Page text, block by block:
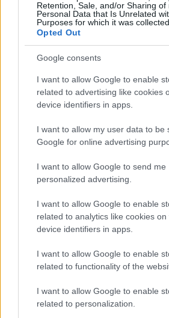
Retention, Sale, and/or Sharing of
Personal Data that Is Unrelated
Purposes for which it was collected.
Opted Out
Google consents
I want to allow Google to enable
related to advertising like cookies
device identifiers in apps.
I want to allow my user data to be
Google for online advertising
I want to allow Google to send me
personalized advertising.
I want to allow Google to enable
related to analytics like cookies on
device identifiers in apps.
I want to allow Google to enable
related to functionality of the
I want to allow Google to enable
related to personalization.
Társaságát, hogy aztán rövid
az így már 12 megyei napilapot
portfóliót Mészáros Lőrincnek.
napilapot kiadó…
Biztos, hogy bele kell
médiát támadó
JámborAndrás •2017. július 28.